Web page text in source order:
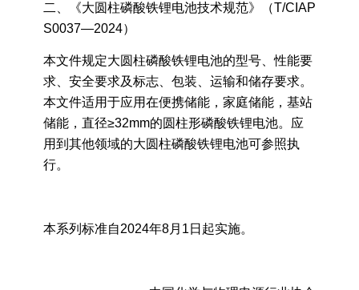
二、《大圆柱磷酸铁锂电池技术规范》（T/CIAP
S0037—2024）
本文件规定大圆柱磷酸铁锂电池的型号、性能要
求、安全要求及标志、包装、运输和储存要求。
本文件适用于应用在便携储能，家庭储能，基站
储能，直径≥32mm的圆柱形磷酸铁锂电池。应
用到其他领域的大圆柱磷酸铁锂电池可参照执
行。
本系列标准自2024年8月1日起实施。